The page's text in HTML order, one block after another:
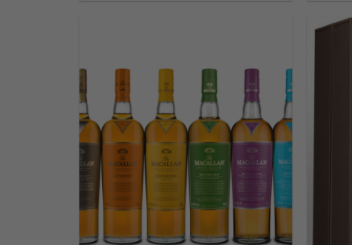
ADD TO
WISHLIST